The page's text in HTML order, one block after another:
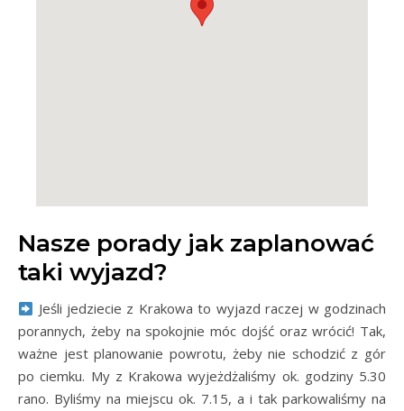
Nasze porady jak zaplanować
taki wyjazd?
Jeśli jedziecie z Krakowa to wyjazd raczej w godzinach
porannych, żeby na spokojnie móc dojść oraz wrócić! Tak,
ważne jest planowanie powrotu, żeby nie schodzić z gór
po ciemku. My z Krakowa wyjeżdżaliśmy ok. godziny 5.30
rano. Byliśmy na miejscu ok. 7.15, a i tak parkowaliśmy na